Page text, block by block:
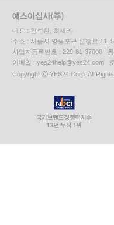
대표 : 김석환, 최세라
주소 : 서울시 영등포구 은행로 11,
사업자등록번호 : 229-81-37000
이메일 : yes24help@yes24.com
Copyright ⓒ YES24 Corp. All